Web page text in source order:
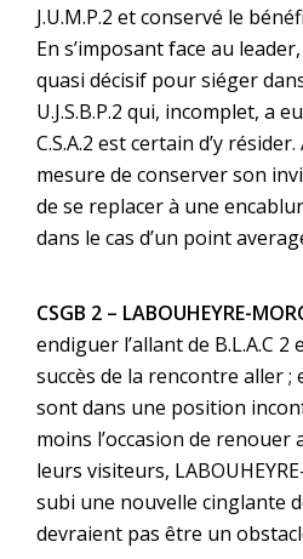
J.U.M.P.2 et conservé le
En s’imposant face au
quasi décisif pour siéger
U.J.S.B.P.2 qui, incomplet, a
C.S.A.2 est certain d’y
mesure de conserver son
de se replacer à une
dans le cas d’un point
CSGB 2 – LABOUHEYRE-
endiguer l’allant de B.L.A.C
succès de la rencontre aller ;
sont dans une position
moins l’occasion de renouer
leurs visiteurs,
subi une nouvelle cinglante
devraient pas être un